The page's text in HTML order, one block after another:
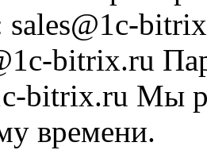
sales@1c-
bitrix.ru
bitrix.ru Мы
времени.